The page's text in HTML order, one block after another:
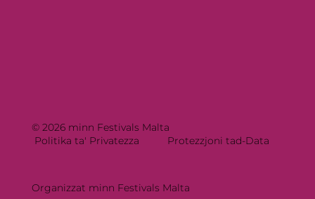
© 2026 minn Festivals Malta
Politika ta' Privatezza
Protezzjoni tad-Data
Organizzat minn Festivals Malta